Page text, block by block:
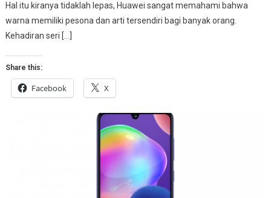
Hal itu kiranya tidaklah lepas, Huawei sangat memahami bahwa
warna memiliki pesona dan arti tersendiri bagi banyak orang.
Kehadiran seri […]
Share this:
Facebook X